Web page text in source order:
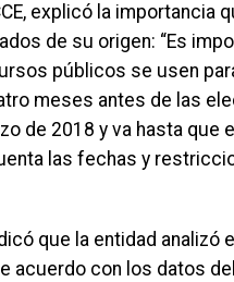
explicó la importancia
de su origen: “Es
públicos se usen
meses antes de las
de 2018 y va hasta
las fechas y
que la entidad
acuerdo con los datos